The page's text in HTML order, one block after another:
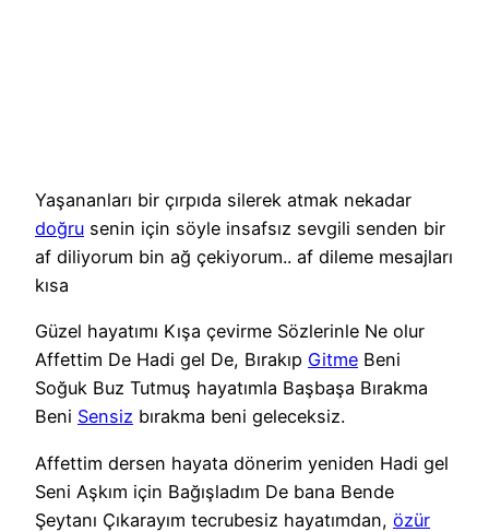
Yaşananları bir çırpıda silerek atmak nekadar
doğru senin için söyle insafsız sevgili senden bir
af diliyorum bin ağ çekiyorum.. af dileme mesajları
kısa
Güzel hayatımı Kışa çevirme Sözlerinle Ne olur
Affettim De Hadi gel De, Bırakıp Gitme Beni
Soğuk Buz Tutmuş hayatımla Başbaşa Bırakma
Beni Sensiz bırakma beni geleceksiz.
Affettim dersen hayata dönerim yeniden Hadi gel
Seni Aşkım için Bağışladım De bana Bende
Şeytanı Çıkarayım tecrubesiz hayatımdan, özür